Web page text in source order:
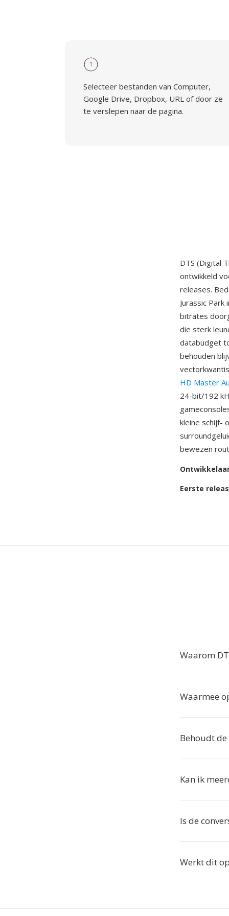
1
Selecteer bestanden van Computer,
Google Drive, Dropbox, URL of door ze
te verslepen naar de pagina.
DTS (Digital
ontwikkeld
releases.
Jurassic
bitrates
die sterk
databudget
behouden
HD Master
24-bit/192
kleine schijf-
bewezen
Eerste
Waarom
Waarmee
Behoudt
Kan ik
Is de
Werkt dit